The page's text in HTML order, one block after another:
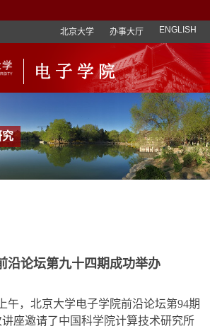
北京大学 办事大厅 ENGLISH
究
沿论坛第九十四期成功举办
午，北京大学电子学院前沿论坛第94期
座邀请了中国科学院计算技术研究所